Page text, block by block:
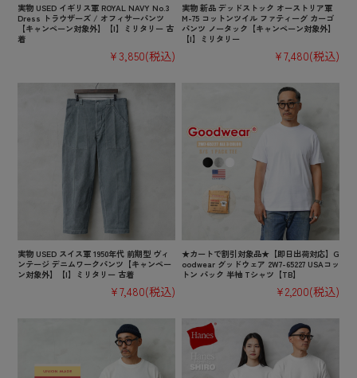
実物 USED イギリス軍 ROYAL NAVY No.3
Dress トラウザーズ / オフィサーパンツ
【キャンペーン対象外】【I】ミリタリー 古
着
¥3,850(税込)
実物 新品 デッドストック オーストリア軍
M-75 コットンツイル ファティーグ カーゴ
パンツ ノータック【キャンペーン対象外】
【I】ミリタリー
¥7,480(税込)
実物 USED スイス軍 1950年代 前期型 ヴィ
ンテージ デニムワークパンツ【キャンペー
ン対象外】【I】ミリタリー 古着
¥7,480(税込)
★カートで割引対象品★【即日出荷対応】G
oodwear グッドウェア 2W7-65227 USAコッ
トン パック 半袖 Tシャツ【TB】
¥2,200(税込)